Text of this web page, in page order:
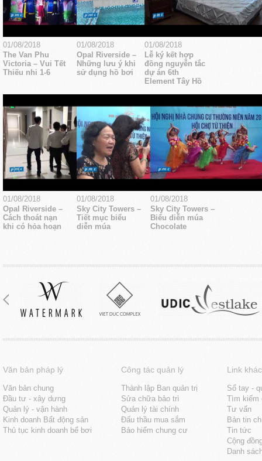
01/08/2018
The Van Phu
Victoria – Vui Tết
Thiếu nhi 1-6
01/08/2018
Opal Riverside –
Những lưu ý khi
sử dụng hồ bơi
01/08/2018
Lễ ký kết hợp
đồng nguyễn tắc
dự án 6th
Element Tây Hồ
01/08/2018
Opal Riverside –
Cách thoát nạn
khi có hỏa hoạn
01/08/2018
Sky City Towers –
Tiết mục biểu
diễn múa
01/08/2018
Sky City Towers –
Biểu diễn múa
Chocolate
Văn bản pháp lý
Văn bản chung
Đầu tư - xây dưng
Quản lý - vận hành
Kinh doanh Bất động sản
Thủ tục kinh doanh bể bơi
Công tác quản lý
Thành lập Ban quản trị
Sửa chữa bảo trì
Quản lý tài chính
Đấu thầu mua sắm
Bảo hiểm chung cư
Link khác
Sổ tay -
Tìm kiếm
Tư vấn
Bản tin
Tin tức
Cộng
Danh